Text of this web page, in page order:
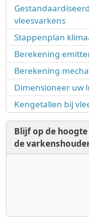
vleesvarkens
Stappenplan
Berekening
Berekening
Dimensioneer uw
Kengetallen bij
Blijf op de
de